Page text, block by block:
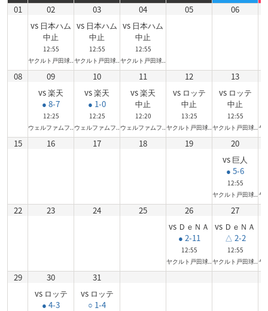
01
02
vs 日本ハム
中止
12:55
ヤクルト戸田球..
03
vs 日本ハム
中止
12:55
ヤクルト戸田球..
04
vs 日本ハム
中止
12:55
ヤクルト戸田球..
05 06
08
09
vs 楽天
● 8-7
12:25
ウェルファムフ..
10
vs 楽天
● 1-0
12:25
ウェルファムフ..
11
vs 楽天
中止
12:20
ウェルファムフ..
12
vs ロッテ
中止
13:25
ヤクルト戸田球..
13
vs ロッテ
中止
12:55
ヤクルト戸田球..ヤ
15 16 17 18 19
20
vs 巨人
● 5-6
12:55
ヤクルト戸田球..ヤ
22 23 24 25
26
vs ＤｅＮＡ
● 2-11
12:55
ヤクルト戸田球..
27
vs ＤｅＮＡ
△ 2-2
12:55
ヤクルト戸田球..ヤ
29
30
vs ロッテ
● 4-3
31
vs ロッテ
○ 1-4